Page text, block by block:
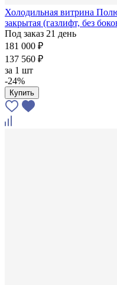
Холодильная витрина
закрытая (газлифт, без
Под заказ 21 день
181 000 ₽
137 560 ₽
за 1 шт
-24%
Купить